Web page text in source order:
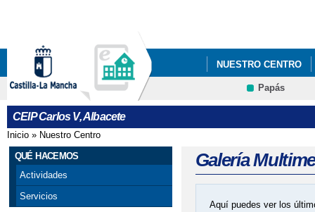
NUESTRO CENTRO
COMEDOR ESCOLAR
Papás
CEIP Carlos V, Albacete
Se encuentra usted aquí
Inicio » Nuestro Centro
QUÉ HACEMOS
Actividades
Servicios
Galería
Aquí puedes ver los